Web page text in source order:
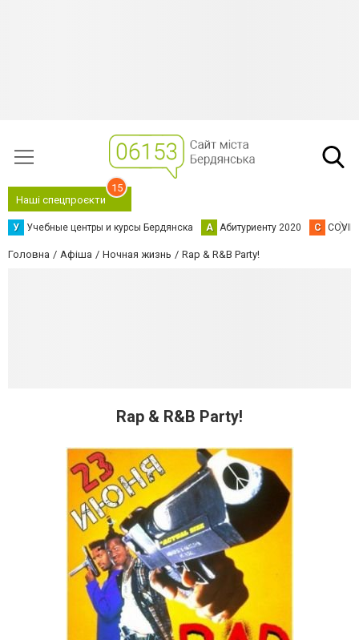
Наші спецпроєкти
15
У Учебные центры и курсы Бердянска А Абитуриенту 2020 C
Головна Афіша Ночная жизнь Rap & R&B Party!
Rap & R&B Party!